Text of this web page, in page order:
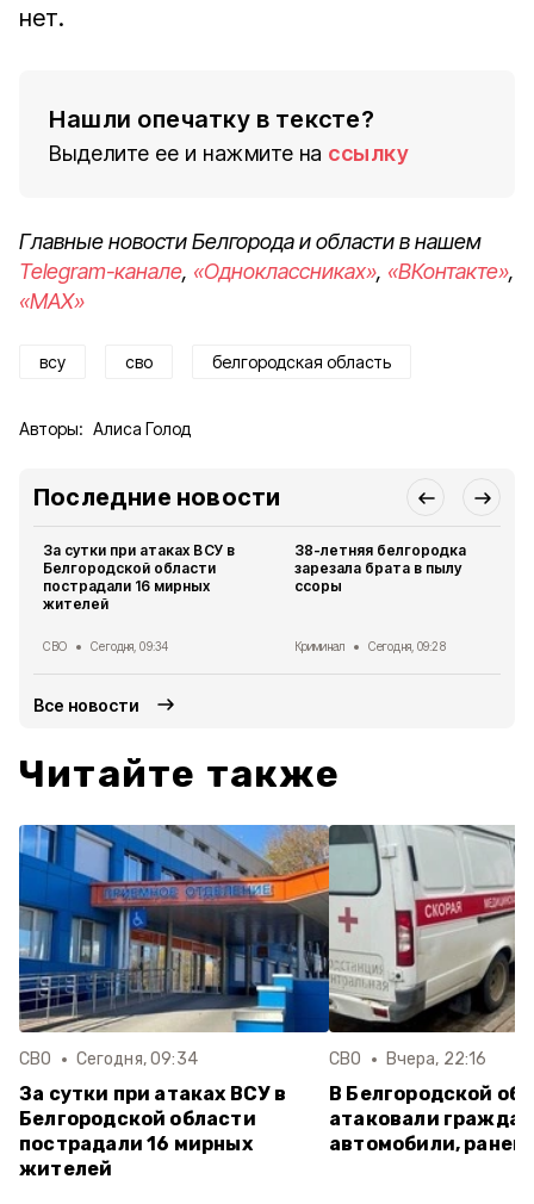
нет.
Нашли опечатку в тексте?
Выделите ее и нажмите на ссылку
Главные новости Белгорода и области в нашем
Telegram-канале, «Одноклассниках», «ВКонтакте»,
«MAX»
всу сво белгородская область
Авторы: Алиса Голод
Последние новости
За сутки при атаках ВСУ в
Белгородской области
пострадали 16 мирных
жителей
СВО Сегодня, 09:34
38-летняя белгородка
зарезала брата в пылу
ссоры
Криминал Сегодня, 09:28
Все новости
Читайте также
СВО Сегодня, 09:34
За сутки при атаках ВСУ в
Белгородской области
пострадали 16 мирных
жителей
СВО Вчера, 22:16
В Белгородской
атаковали
автомобили,